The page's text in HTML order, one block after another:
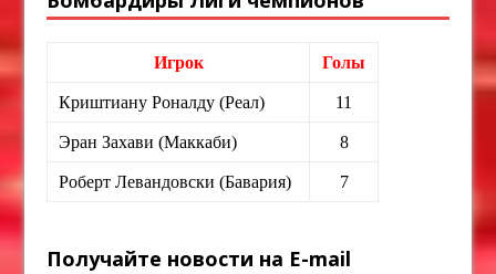
Игрок Голы
Криштиану Роналду (Реал) 11
Эран Захави (Маккаби) 8
Роберт Левандовски (Бавария) 7
Получайте новости на E-mail